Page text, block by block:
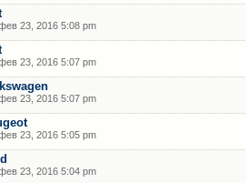
23, 2016 5:08 pm
23, 2016 5:07 pm
23, 2016 5:07 pm
23, 2016 5:05 pm
23, 2016 5:04 pm